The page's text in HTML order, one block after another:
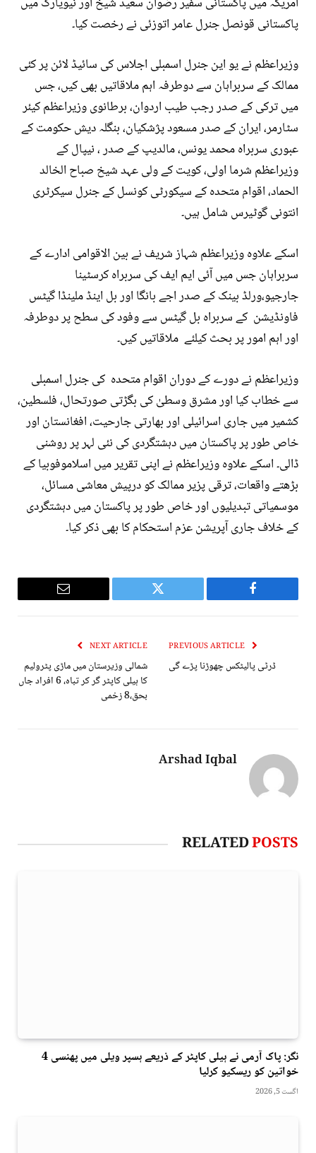
پاکستانی قونصل جنرل عامر اتوزئی نے رخصت کیا۔
وزیراعظم نے یو این جنرل اسمبلی اجلاس کی سائیڈ لائن پر کئی
ممالک کے سربراہان سے دوطرفہ اہم ملاقاتیں بھی کیں، جس
میں ترکی کے صدر رجب طیب اردوان، برطانوی وزیراعظم کیئر
سٹارمر، ایران کے صدر مسعود پژشکیان، بنگلہ دیش حکومت کے
عبوری سربراہ محمد یونس، مالدیپ کے صدر ، نیپال کے
وزیراعظم شرما اولی، کویت کے ولی عہد شیخ صباح الخالد
الحماد، اقوام متحدہ کے سیکورٹی کونسل کے جنرل سیکرٹری
انتونی گوٹیرس شامل ہیں۔
اسکے علاوہ وزیراعظم شہاز شریف نے بین الاقوامی ادارے کے
سربراہان جس میں آئی ایم ایف کی سربراہ کرسٹینا
جارجیو،ورلڈ بینک کے صدر اجے بانگا اور بل اینڈ ملینڈا گیٹس
فاونڈیشن کے سربراہ بل گیٹس سے وفود کی سطح پر دوطرفہ
اور اہم امور پر بحث کیلئے ملاقاتیں کیں۔
وزیراعظم نے دورے کے دوران اقوام متحدہ کی جنرل اسمبلی
سے خطاب کیا اور مشرق وسطیٰ کی بگڑتی صورتحال، فلسطین،
کشمیر میں جاری اسرائیلی اور بھارتی جارحیت، افغانستان اور
خاص طور پر پاکستان میں دہشتگردی کی نئی لہر پر روشنی
ڈالی۔ اسکے علاوہ وزیراعظم نے اپنی تقریر میں اسلاموفوبیا کے
بڑھتے واقعات، ترقی پزیر ممالک کو درپیش معاشی مسائل،
موسمیاتی تبدیلیوں اور خاص طور پر پاکستان میں دہشتگردی
کے خلاف جاری آپریشن عزم استحکام کا بھی ذکر کیا۔
Facebook
Twitter
Email
ڈرٹی پالیٹکس چھوڑنا پڑے گی
NEXT ARTICLE
شمالی وزیرستان میں ماڑی پٹرولیم
کا ہیلی کاپٹر گر کر تباہ، 6 افراد جاں
بحق،8 زخمی
Arshad Iqbal
RELATEDPOSTS
نگر: پاک آرمی نے ہیلی کاپٹر کے ذریعے ہسپر ویلی میں پھنسی 4
خواتین کو ریسکیو کرلیا
اگست 5, 2026